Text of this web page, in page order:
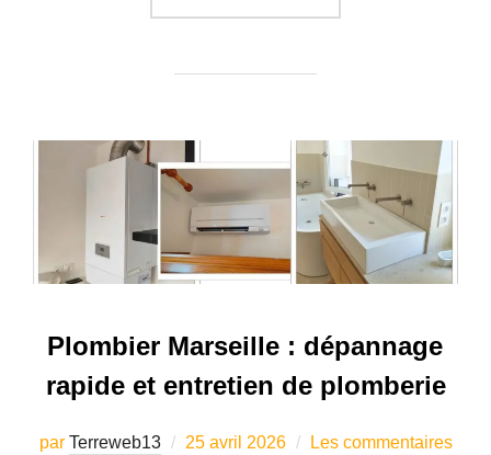
Plombier Marseille : dépannage
rapide et entretien de plomberie
par Terreweb13
Publié
25 avril 2026
Les commentaires